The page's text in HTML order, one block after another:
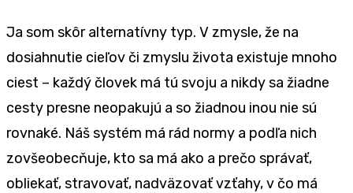
Ja som skôr alternatívny typ. V zmysle, že na
dosiahnutie cieľov či zmyslu života existuje mnoho
ciest – každý človek má tú svoju a nikdy sa žiadne
cesty presne neopakujú a so žiadnou inou nie sú
rovnaké. Náš systém má rád normy a podľa nich
zovšeobecňuje, kto sa má ako a prečo správať,
obliekať, stravovať, nadväzovať vzťahy, v čo má